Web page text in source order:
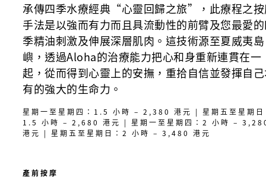
承傳四季水療經典“心靈回歸之旅”，此療程之
手法是以強而有力而且具流動性的前臂及您最愛
季精油刺激及伸展深層肌肉。這技術源至夏威夷島
嶼，透過Aloha的治療能力把心和身重新連貫在一
起，從而得到心靈上的安撫，重拾自信並發揮自
有的強大的生命力。
星期一至星期四：1.5 小時 – 2,380 港元 | 星期五至星期日
1.5 小時 – 2,680 港元 | 星期一至星期四：2 小時 –
港元 | 星期五至星期日：2 小時 – 3,480 港元
產前按摩